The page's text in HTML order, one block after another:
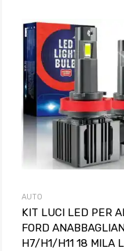
AUTO
KIT LUCI LED PER
FORD
H7/H1/H11 18 MILA